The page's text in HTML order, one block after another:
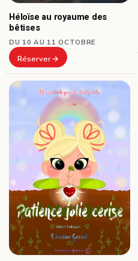
Héloïse au royaume des
bêtises
DU 10 AU 11 OCTOBRE
Réserver